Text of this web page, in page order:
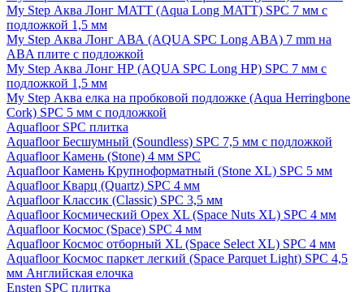
My Step Аква Лонг MATT (Aqua Long MATT) SPC 7 мм с
подложкой 1,5 мм
My Step Аква Лонг АВА (AQUA SPC Long ABA) 7 mm на
ABA плите с подложкой
My Step Аква Лонг НР (AQUA SPC Long HP) SPC 7 мм с
подложкой 1,5 мм
My Step Аква елка на пробковой подложке (Aqua Herringbone
Cork) SPC 5 мм с подложкой
Aquafloor SPC плитка
Aquafloor Бесшумный (Soundless) SPC 7,5 мм с подложкой
Aquafloor Камень (Stone) 4 мм SPC
Aquafloor Камень Крупноформатный (Stone XL) SPC 5 мм
Aquafloor Кварц (Quartz) SPC 4 мм
Aquafloor Классик (Classic) SPC 3,5 мм
Aquafloor Космический Орех XL (Space Nuts XL) SPC 4 мм
Aquafloor Космос (Space) SPC 4 мм
Aquafloor Космос отборный XL (Space Select XL) SPC 4 мм
Aquafloor Космос паркет легкий (Space Parquet Light) SPC 4,5
мм Английская елочка
Ensten SPC плитка